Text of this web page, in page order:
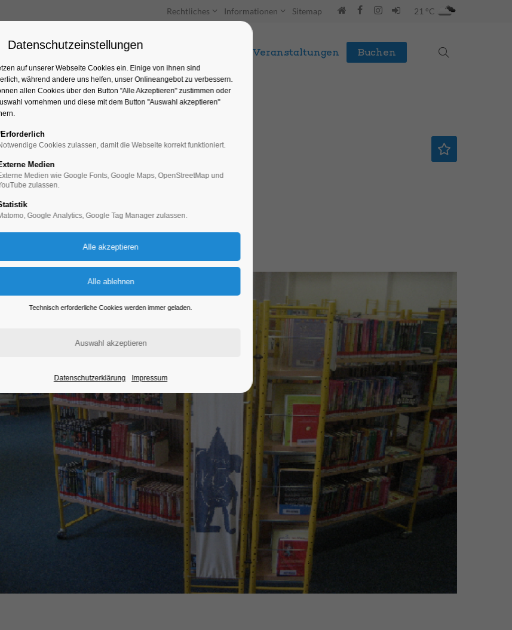
Rechtliches Informationen Sitemap 21 °C
Unterkünfte Entdecken & Erleben Veranstaltungen Buchen
Schneesee
Vortrag, Kinder, Jugend, Lesung
09:30–10:00
Datenschutzeinstellungen
auf unserer Webseite Cookies ein. Einige von ihnen sind
während andere uns helfen, unser Onlineangebot zu verbessern.
allen Cookies über den Button "Alle Akzeptieren" zustimmen oder
vornehmen und diese mit dem Button "Auswahl akzeptieren"
Cookies zulassen, damit die Webseite korrekt funktioniert.
Medien
Medien wie Google Fonts, Google Maps, OpenStreetMap und
zulassen.
Google Analytics, Google Tag Manager zulassen.
Technisch erforderliche Cookies werden immer geladen.
Datenschutzerklärung Impressum